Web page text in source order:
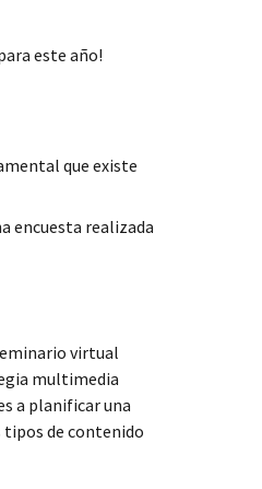
este año!
que existe
encuesta realizada
virtual
multimedia
a planificar una
tipos de contenido